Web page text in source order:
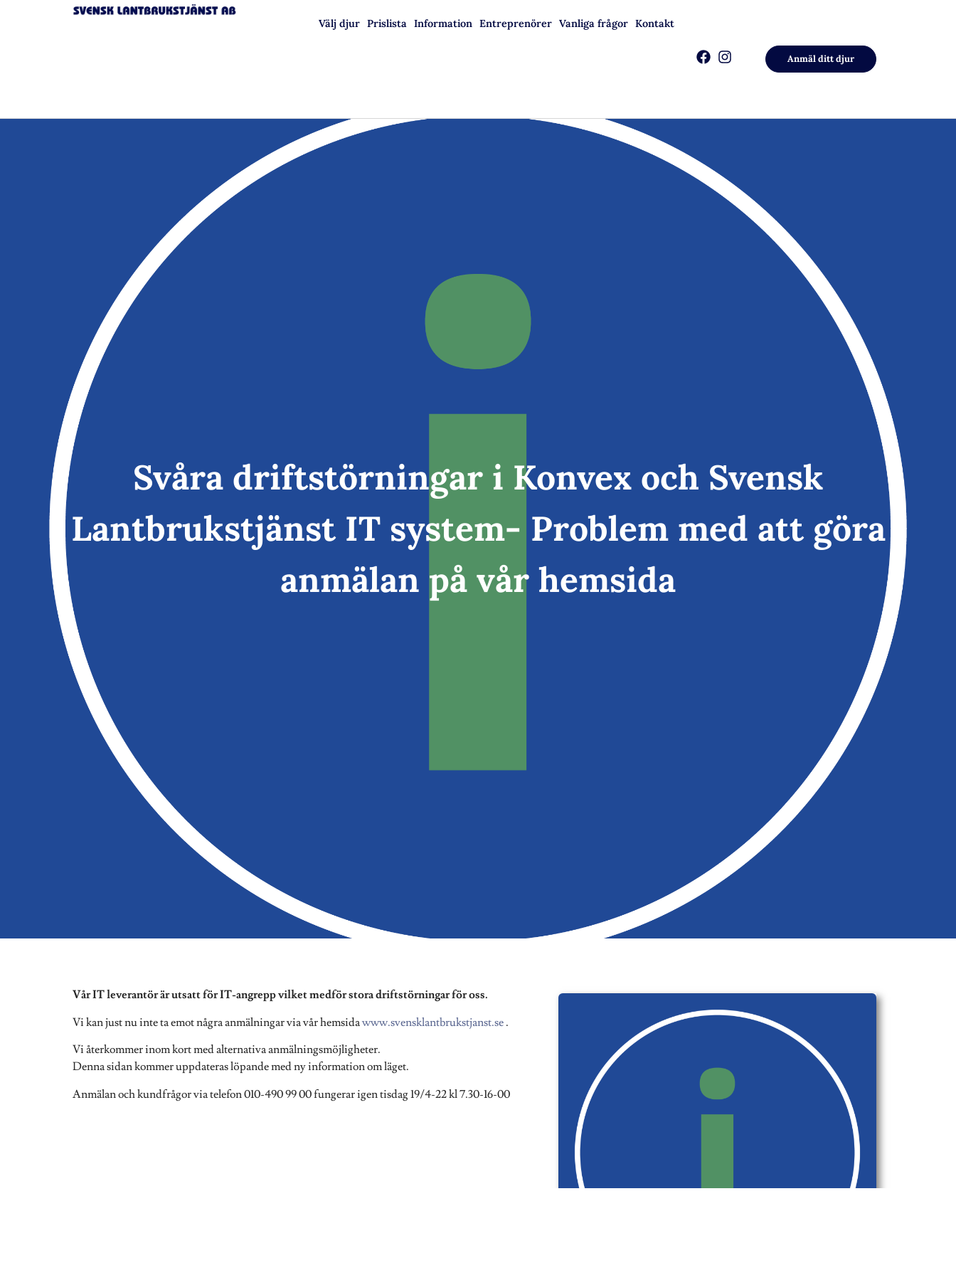
Anmäl ditt djur
Välj djur Prislista Information Entreprenörer Vanliga frågor Kontakt
Svåra driftstörningar i Konvex och Svensk
Lantbrukstjänst IT system- Problem med att göra
anmälan på vår hemsida
Vår IT leverantör är utsatt för IT-angrepp vilket medför stora driftstörningar för oss.
Vi kan just nu inte ta emot några anmälningar via vår hemsidawww.svensklantbrukstjanst.se .
Vi återkommer inom kort med alternativa anmälningsmöjligheter.
Denna sidan kommer uppdateras löpande med ny information om läget.
Anmälan och kundfrågor via telefon 010-490 99 00 fungerar igen tisdag 19/4-22 kl 7.30-16-00